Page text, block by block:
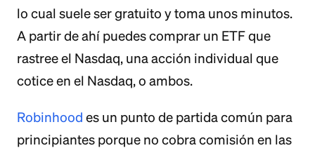
lo cual suele ser gratuito y toma unos minutos.
A partir de ahí puedes comprar un ETF que
rastree el Nasdaq, una acción individual que
cotice en el Nasdaq, o ambos.
Robinhood es un punto de partida común para
principiantes porque no cobra comisión en las